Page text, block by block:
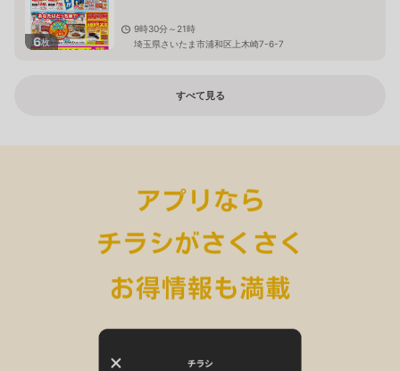
6枚
9時30分～21時
埼玉県さいたま市浦和区上木崎7-6-7
すべて見る